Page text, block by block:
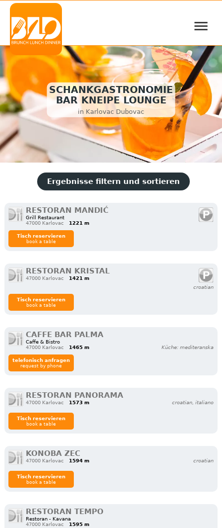
≡
SCHANKGASTRONOMIE
BAR KNEIPE LOUNGE
in Karlovac Dubovac
Ergebnisse filtern und sortieren
RESTORAN MANDIĆ
Grill Restaurant
47000 Karlovac
1221 m
Tisch reservieren
book a table
RESTORAN KRISTAL
47000 Karlovac
1421 m
croatian
Tisch reservieren
book a table
CAFFE BAR PALMA
Caffe & Bistro
47000 Karlovac
1465 m Küche: mediteranska
telefonisch anfragen
request by phone
RESTORAN PANORAMA
47000 Karlovac 1573 m croatian, italiano
Tisch reservieren
book a table
KONOBA ZEC
47000 Karlovac 1594 m croatian
Tisch reservieren
book a table
RESTORAN TEMPO
Restoran - Kavana
47000 Karlovac
1595 m